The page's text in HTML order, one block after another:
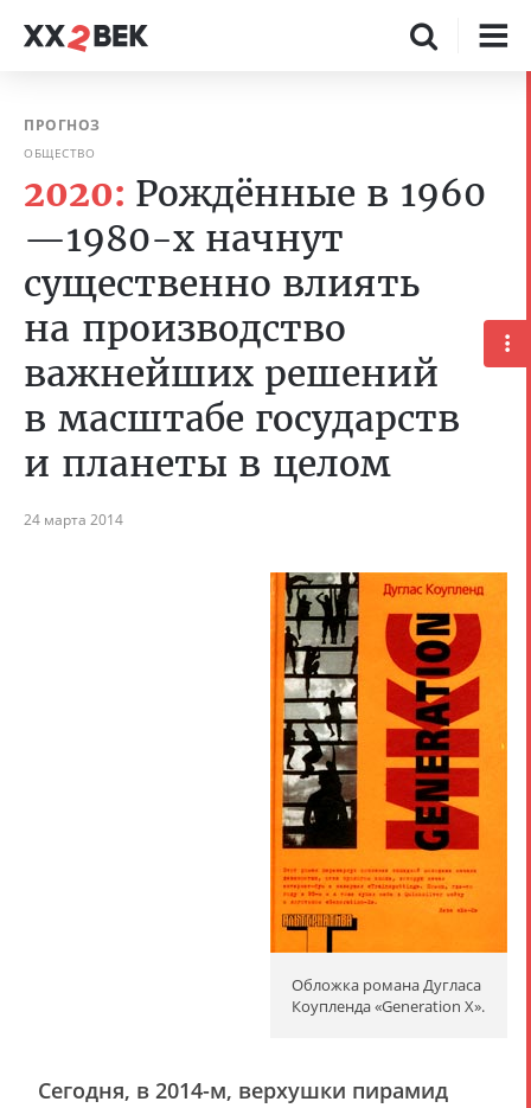
ПРОГНОЗ
ОБЩЕСТВО
2020: Рождённые в 1960
—1980-х начнут
существенно влиять
на производство
важнейших решений
в масштабе государств
и планеты в целом
24 марта 2014
Обложка романа Дугласа
Коупленда «Generation X».
Сегодня, в 2014-м, верхушки пирамид